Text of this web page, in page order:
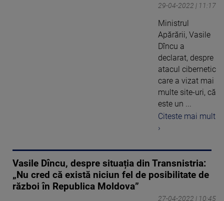
29-04-2022 | 11:17
Ministrul
Apărării, Vasile
Dîncu a
declarat, despre
atacul cibernetic
care a vizat mai
multe site-uri, că
este un ...
Citeste mai mult
›
Vasile Dîncu, despre situația din Transnistria:
„Nu cred că există niciun fel de posibilitate de
război în Republica Moldova”
27-04-2022 | 10:45